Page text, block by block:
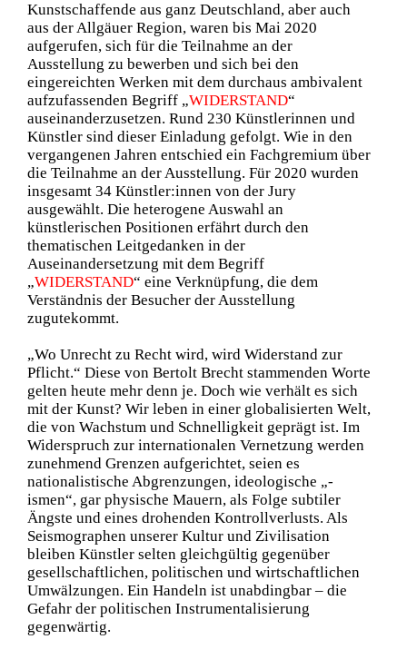
Kunstschaffende aus ganz Deutschland, aber auch
aus der Allgäuer Region, waren bis Mai 2020
aufgerufen, sich für die Teilnahme an der
Ausstellung zu bewerben und sich bei den
eingereichten Werken mit dem durchaus ambivalent
aufzufassenden Begriff „WIDERSTAND“
auseinanderzusetzen. Rund 230 Künstlerinnen und
Künstler sind dieser Einladung gefolgt. Wie in den
vergangenen Jahren entschied ein Fachgremium über
die Teilnahme an der Ausstellung. Für 2020 wurden
insgesamt 34 Künstler:innen von der Jury
ausgewählt. Die heterogene Auswahl an
künstlerischen Positionen erfährt durch den
thematischen Leitgedanken in der
Auseinandersetzung mit dem Begriff
„WIDERSTAND“ eine Verknüpfung, die dem
Verständnis der Besucher der Ausstellung
zugutekommt.
„Wo Unrecht zu Recht wird, wird Widerstand zur
Pflicht.“ Diese von Bertolt Brecht stammenden Worte
gelten heute mehr denn je. Doch wie verhält es sich
mit der Kunst? Wir leben in einer globalisierten Welt,
die von Wachstum und Schnelligkeit geprägt ist. Im
Widerspruch zur internationalen Vernetzung werden
zunehmend Grenzen aufgerichtet, seien es
nationalistische Abgrenzungen, ideologische „-
ismen“, gar physische Mauern, als Folge subtiler
Ängste und eines drohenden Kontrollverlusts. Als
Seismographen unserer Kultur und Zivilisation
bleiben Künstler selten gleichgültig gegenüber
gesellschaftlichen, politischen und wirtschaftlichen
Umwälzungen. Ein Handeln ist unabdingbar – die
Gefahr der politischen Instrumentalisierung
gegenwärtig.